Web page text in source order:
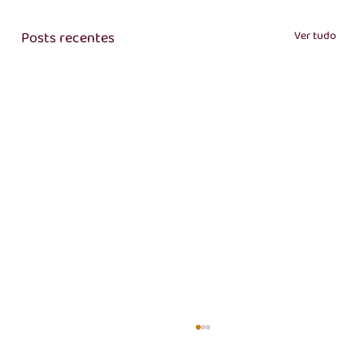
Posts recentes Ver tudo